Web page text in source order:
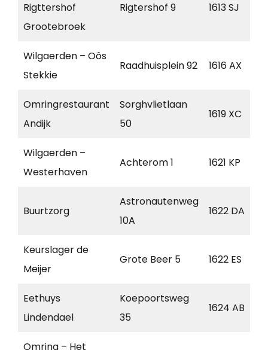
Rigttershof
Grootebroek
Rigtershof 9 1613 SJ
Wilgaerden – Oôs
Stekkie
Raadhuisplein 92 1616 AX
Omringrestaurant
Andijk
Sorghvlietlaan
50
1619 XC
Wilgaerden –
Westerhaven
Achterom 1 1621 KP
Buurtzorg
Astronautenweg
10A
1622 DA
Keurslager de
Meijer
Grote Beer 5 1622 ES
Eethuys
Lindendael
Koepoortsweg
35
1624 AB
Omring – Het